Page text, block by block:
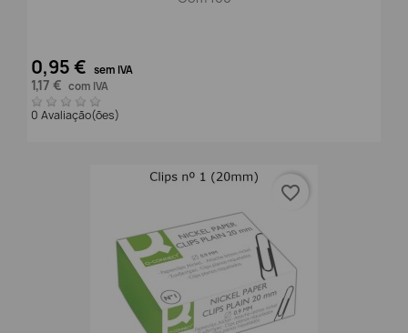
0,95 € sem IVA
1,17 € com IVA
0 Avaliação(ões)
favorite_border